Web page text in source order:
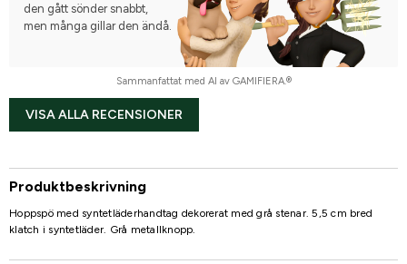
den gått sönder snabbt,
men många gillar den ändå.
Sammanfattat med AI av GAMIFIERA.®
VISA ALLA RECENSIONER
Produktbeskrivning
Hoppspö med syntetläderhandtag dekorerat med grå stenar. 5,5 cm bred
klatch i syntetläder. Grå metallknopp.